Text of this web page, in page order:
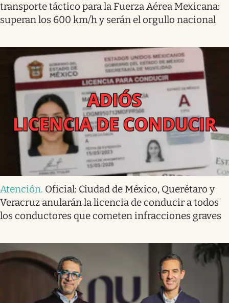
transporte táctico para la Fuerza Aérea Mexicana:
superan los 600 km/h y serán el orgullo nacional
Atención. Oficial: Ciudad de México, Querétaro y
Veracruz anularán la licencia de conducir a todos
los conductores que cometen infracciones graves